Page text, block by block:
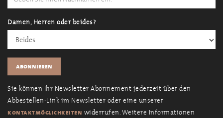
Damen, Herren oder beides?
Sie können Ihr Newsletter-Abonnement jederzeit über den
Abbestellen-Link im Newsletter oder eine unserer
kontaktmöglichkeiten widerrufen. Weitere Informationen